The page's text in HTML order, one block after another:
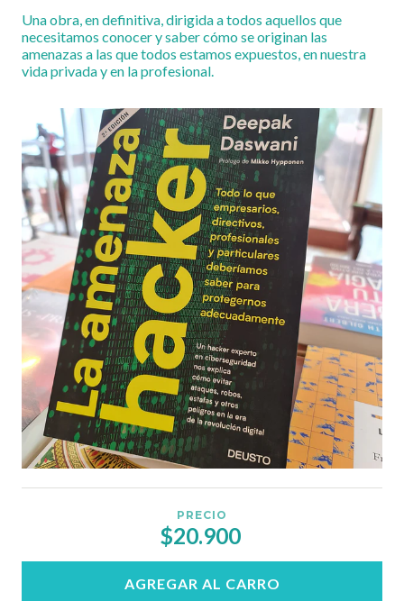
Una obra, en definitiva, dirigida a todos aquellos que
necesitamos conocer y saber cómo se originan las
amenazas a las que todos estamos expuestos, en nuestra
vida privada y en la profesional.
PRECIO
$20.900
AGREGAR AL CARRO